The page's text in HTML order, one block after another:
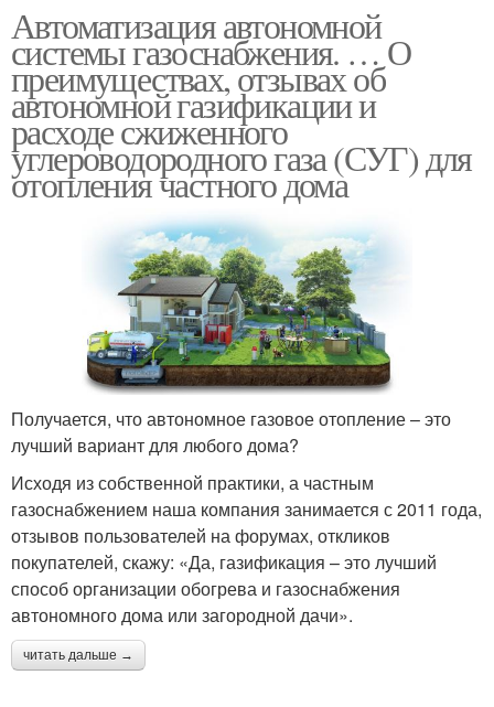
Автоматизация автономной
системы газоснабжения. … О
преимуществах, отзывах об
автономной газификации и
расходе сжиженного
углероводородного газа (СУГ) для
отопления частного дома
Получается, что автономное газовое отопление – это
лучший вариант для любого дома?
Исходя из собственной практики, а частным
газоснабжением наша компания занимается с 2011 года,
отзывов пользователей на форумах, откликов
покупателей, скажу: «Да, газификация – это лучший
способ организации обогрева и газоснабжения
автономного дома или загородной дачи».
читать дальше →